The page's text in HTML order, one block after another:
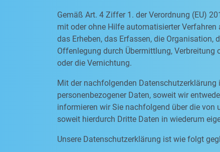
Gemäß Art. 4 Ziffer 1. der Verordnung (EU)
mit oder ohne Hilfe automatisierter
das Erheben, das Erfassen, die Organisation,
Offenlegung durch Übermittlung, Verbreitung
oder die Vernichtung.
Mit der nachfolgenden Datenschutzerklärung
personenbezogener Daten, soweit wir
informieren wir Sie nachfolgend über die von
soweit hierdurch Dritte Daten in wiederum
Unsere Datenschutzerklärung ist wie folgt